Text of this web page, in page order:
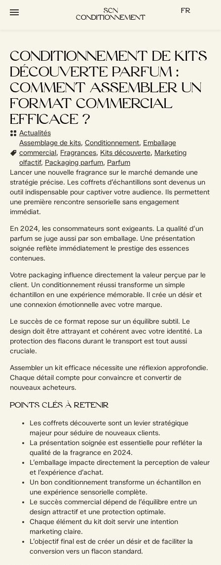
principal
SCN
CONDITIONNEMENT
FR
CONDITIONNEMENT DE KITS
DÉCOUVERTE PARFUM :
COMMENT ASSEMBLER UN
FORMAT COMMERCIAL
EFFICACE ?
Actualités
Assemblage de kits, Conditionnement, Emballage
commercial, Fragrances, Kits découverte, Marketing
olfactif, Packaging parfum, Parfum
Lancer une nouvelle fragrance sur le marché demande une
stratégie précise. Les coffrets d’échantillons sont devenus un
outil indispensable pour captiver votre audience. Ils permettent
une première rencontre sensorielle sans engagement
immédiat.
En 2024, les consommateurs sont exigeants. La qualité d’un
parfum se juge aussi par son emballage. Une présentation
soignée reflète immédiatement le prestige des essences
contenues.
Votre packaging influence directement la valeur perçue par le
client. Un conditionnement réussi transforme un simple
échantillon en une expérience mémorable. Il crée un désir et
une connexion émotionnelle avec votre marque.
Le succès de ce format repose sur un équilibre subtil. Le
design doit être attrayant et cohérent avec votre identité. La
protection des flacons durant le transport est tout aussi
cruciale.
Assembler un kit efficace nécessite une réflexion approfondie.
Chaque détail compte pour convaincre et convertir de
nouveaux acheteurs.
POINTS CLÉS À RETENIR
Les coffrets découverte sont un levier stratégique
majeur pour séduire de nouveaux clients.
La présentation soignée est essentielle pour refléter la
qualité de la fragrance en 2024.
L’emballage impacte directement la perception de valeur
et l’expérience d’achat.
Un bon conditionnement transforme un échantillon en
une expérience sensorielle complète.
Le succès commercial dépend de l’équilibre entre un
design attractif et une protection optimale.
Chaque élément du kit doit servir une intention
marketing claire.
L’objectif final est de créer un désir et de faciliter la
conversion vers un flacon standard.